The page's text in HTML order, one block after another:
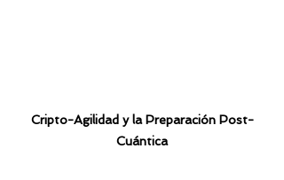
Cripto-Agilidad y la Preparación Post-
Cuántica